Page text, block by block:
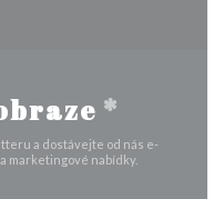
*
a dostávejte od nás e-
marketingové nabídky.